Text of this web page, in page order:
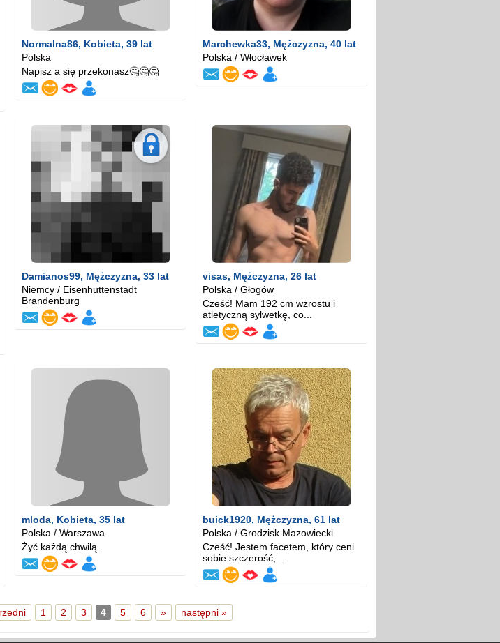
Normalna86, Kobieta, 39 lat
Polska
Napisz a się przekonasz🤔🤔🤔
Marchewka33, Mężczyzna, 40 lat
Polska / Włocławek
Damianos99, Mężczyzna, 33 lat
Niemcy / Eisenhuttenstadt
Brandenburg
visas, Mężczyzna, 26 lat
Polska / Głogów
Cześć! Mam 192 cm wzrostu i
atletyczną sylwetkę, co...
mloda, Kobieta, 35 lat
Polska / Warszawa
Żyć każdą chwilą .
buick1920, Mężczyzna, 61 lat
Polska / Grodzisk Mazowiecki
Cześć! Jestem facetem, który ceni
sobie szczerość,...
1 2 3 4 5 6 » następni »